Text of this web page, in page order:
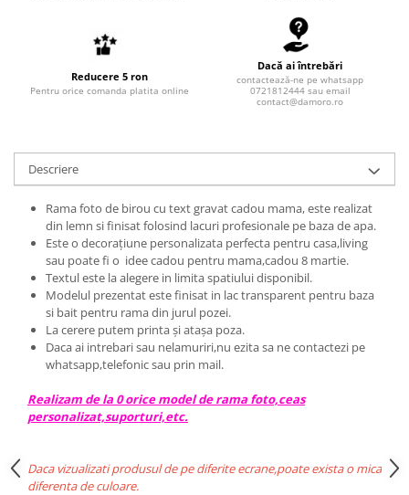
Reducere 5 ron
Pentru orice comanda platita online
Dacă ai întrebări
contactează-ne pe whatsapp
0721812444 sau email
contact@damoro.ro
Descriere
Rama foto de birou cu text gravat cadou mama, este realizat
din lemn si finisat folosind lacuri profesionale pe baza de apa.
Este o decorațiune personalizata perfecta pentru casa,living
sau poate fi o idee cadou pentru mama,cadou 8 martie.
Textul este la alegere in limita spatiului disponibil.
Modelul prezentat este finisat in lac transparent pentru baza
si bait pentru rama din jurul pozei.
La cerere putem printa și atașa poza.
Daca ai intrebari sau nelamuriri,nu ezita sa ne contactezi pe
whatsapp,telefonic sau prin mail.
Realizam de la 0 orice model de rama foto,ceas
personalizat,suporturi,etc.
Daca vizualizati produsul de pe diferite ecrane,poate exista o mica
diferenta de culoare.